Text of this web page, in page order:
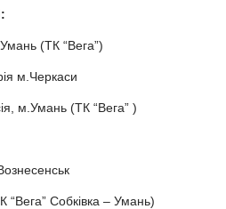
(ТК “Вега”)
м.Черкаси
м.Умань (ТК “Вега” )
“Вега” Собківка – Умань)